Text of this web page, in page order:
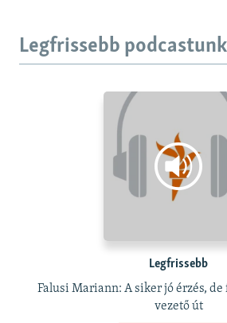
Legfrissebb
Legfrissebb
Falusi Mariann: A siker jó érzés, de
vezető út